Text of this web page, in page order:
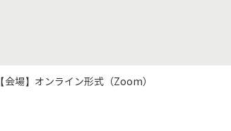
【会場】オンライン形式（Zoom）